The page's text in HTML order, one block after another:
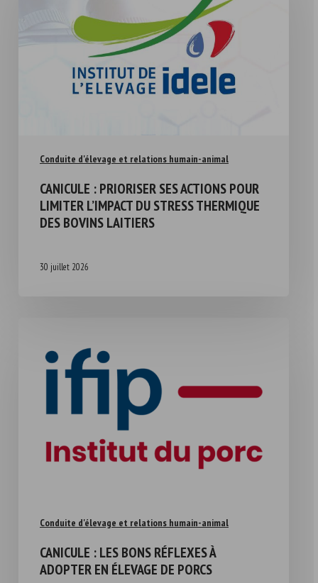
Conduite d'élevage et relations humain-animal
CANICULE : PRIORISER SES ACTIONS POUR
LIMITER L’IMPACT DU STRESS THERMIQUE
DES BOVINS LAITIERS
30 juillet 2026
Conduite d'élevage et relations humain-animal
CANICULE : LES BONS RÉFLEXES À
ADOPTER EN ÉLEVAGE DE PORCS